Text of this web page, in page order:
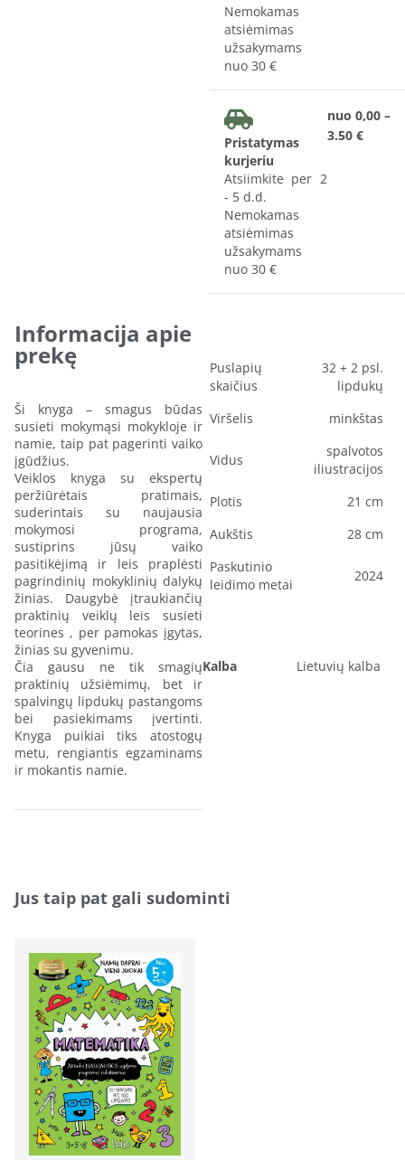
Nemokamas
atsiėmimas
užsakymams
nuo 30 €
Pristatymas
kurjeriu
Atsiimkite per 2
- 5 d.d.
Nemokamas
atsiėmimas
užsakymams
nuo 30 €
nuo 0,00 –
3.50 €
Informacija apie
prekę
Ši knyga – smagus būdas
susieti mokymąsi mokykloje ir
namie, taip pat pagerinti vaiko
įgūdžius.
Veiklos knyga su ekspertų
peržiūrėtais pratimais,
suderintais su naujausia
mokymosi programa,
sustiprins jūsų vaiko
pasitikėjimą ir leis praplėsti
pagrindinių mokyklinių dalykų
žinias. Daugybė įtraukiančių
praktinių veiklų leis susieti
teorines , per pamokas įgytas,
žinias su gyvenimu.
Čia gausu ne tik smagių
praktinių užsiėmimų, bet ir
spalvingų lipdukų pastangoms
bei pasiekimams įvertinti.
Knyga puikiai tiks atostogų
metu, rengiantis egzaminams
ir mokantis namie.
Puslapių
skaičius
32 + 2 psl.
lipdukų
Viršelis
minkštas
Vidus
spalvotos
iliustracijos
Plotis
21 cm
Aukštis
28 cm
Paskutinio
leidimo metai
2024
Kalba Lietuvių kalba
Jus taip pat gali sudominti